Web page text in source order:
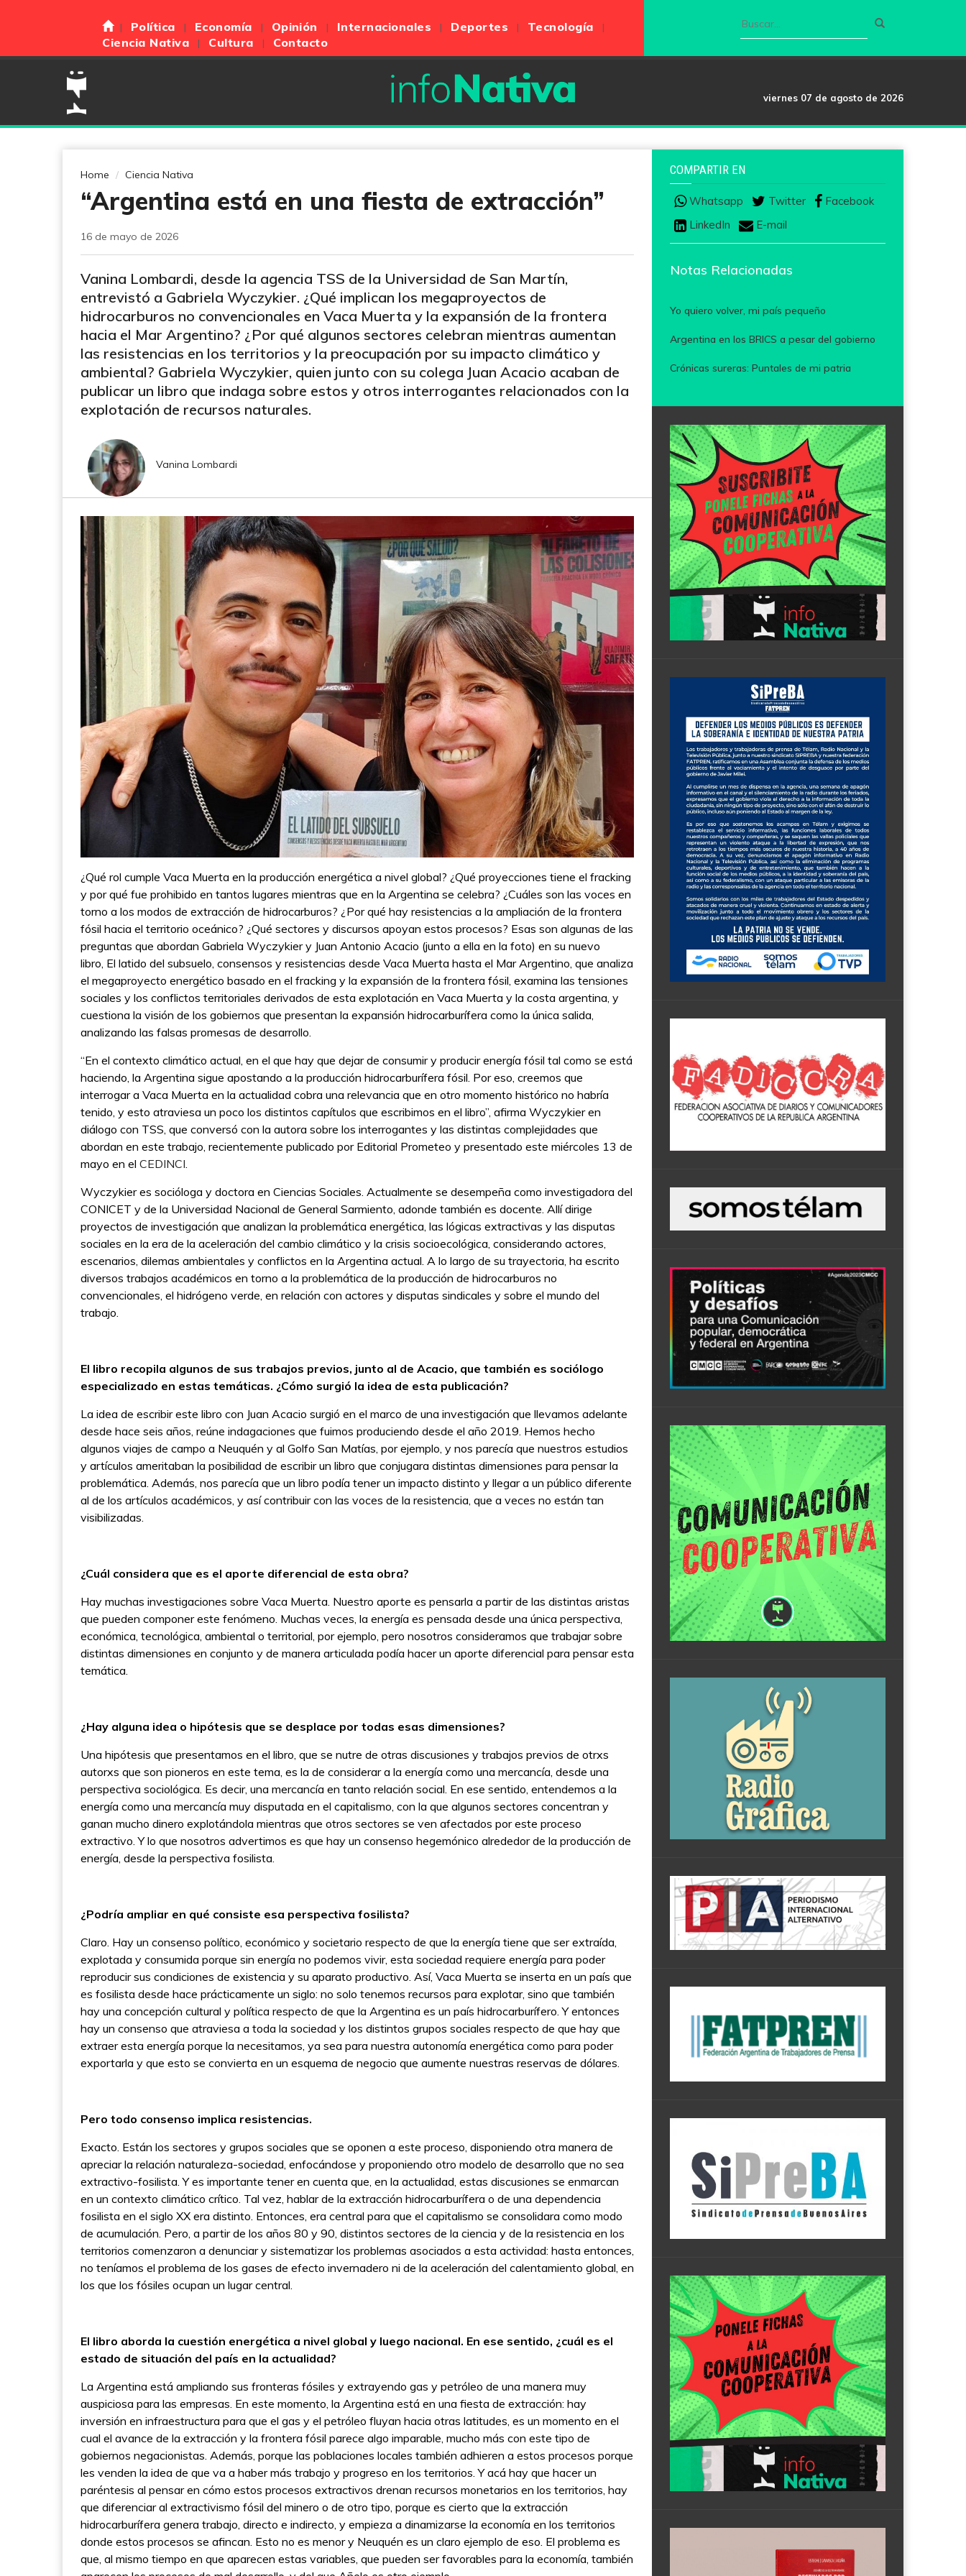
Política Economía Opinión Internacionales Deportes
Tecnología
Ciencia Nativa
Cultura Contacto
viernes 07 de agosto de 2026
Home Ciencia Nativa
“Argentina está en una fiesta de extracción”
16 de mayo de 2026
Vanina Lombardi, desde la agencia TSS de la Universidad de San Martín,
entrevistó a Gabriela Wyczykier. ¿Qué implican los megaproyectos de
hidrocarburos no convencionales en Vaca Muerta y la expansión de la frontera
hacia el Mar Argentino? ¿Por qué algunos sectores celebran mientras aumentan
las resistencias en los territorios y la preocupación por su impacto climático y
ambiental? Gabriela Wyczykier, quien junto con su colega Juan Acacio acaban de
publicar un libro que indaga sobre estos y otros interrogantes relacionados con la
explotación de recursos naturales.
Vanina Lombardi
¿Qué rol cumple Vaca Muerta en la producción energética a nivel global? ¿Qué proyecciones tiene el fracking
y por qué fue prohibido en tantos lugares mientras que en la Argentina se celebra? ¿Cuáles son las voces en
torno a los modos de extracción de hidrocarburos? ¿Por qué hay resistencias a la ampliación de la frontera
fósil hacia el territorio oceánico? ¿Qué sectores y discursos apoyan estos procesos? Esas son algunas de las
preguntas que abordan Gabriela Wyczykier y Juan Antonio Acacio (junto a ella en la foto) en su nuevo
libro, El latido del subsuelo, consensos y resistencias desde Vaca Muerta hasta el Mar Argentino, que analiza
el megaproyecto energético basado en el fracking y la expansión de la frontera fósil, examina las tensiones
sociales y los conflictos territoriales derivados de esta explotación en Vaca Muerta y la costa argentina, y
cuestiona la visión de los gobiernos que presentan la expansión hidrocarburífera como la única salida,
analizando las falsas promesas de desarrollo.
“En el contexto climático actual, en el que hay que dejar de consumir y producir energía fósil tal como se está
haciendo, la Argentina sigue apostando a la producción hidrocarburífera fósil. Por eso, creemos que
interrogar a Vaca Muerta en la actualidad cobra una relevancia que en otro momento histórico no habría
tenido, y esto atraviesa un poco los distintos capítulos que escribimos en el libro”, afirma Wyczykier en
diálogo con TSS, que conversó con la autora sobre los interrogantes y las distintas complejidades que
abordan en este trabajo, recientemente publicado por Editorial Prometeo y presentado este miércoles 13 de
mayo en el CEDINCI.
Wyczykier es socióloga y doctora en Ciencias Sociales. Actualmente se desempeña como investigadora del
CONICET y de la Universidad Nacional de General Sarmiento, adonde también es docente. Allí dirige
proyectos de investigación que analizan la problemática energética, las lógicas extractivas y las disputas
sociales en la era de la aceleración del cambio climático y la crisis socioecológica, considerando actores,
escenarios, dilemas ambientales y conflictos en la Argentina actual. A lo largo de su trayectoria, ha escrito
diversos trabajos académicos en torno a la problemática de la producción de hidrocarburos no
convencionales, el hidrógeno verde, en relación con actores y disputas sindicales y sobre el mundo del
trabajo.
El libro recopila algunos de sus trabajos previos, junto al de Acacio, que también es sociólogo
especializado en estas temáticas. ¿Cómo surgió la idea de esta publicación?
La idea de escribir este libro con Juan Acacio surgió en el marco de una investigación que llevamos adelante
desde hace seis años, reúne indagaciones que fuimos produciendo desde el año 2019. Hemos hecho
algunos viajes de campo a Neuquén y al Golfo San Matías, por ejemplo, y nos parecía que nuestros estudios
y artículos ameritaban la posibilidad de escribir un libro que conjugara distintas dimensiones para pensar la
problemática. Además, nos parecía que un libro podía tener un impacto distinto y llegar a un público diferente
al de los artículos académicos, y así contribuir con las voces de la resistencia, que a veces no están tan
visibilizadas.
¿Cuál considera que es el aporte diferencial de esta obra?
Hay muchas investigaciones sobre Vaca Muerta. Nuestro aporte es pensarla a partir de las distintas aristas
que pueden componer este fenómeno. Muchas veces, la energía es pensada desde una única perspectiva,
económica, tecnológica, ambiental o territorial, por ejemplo, pero nosotros consideramos que trabajar sobre
distintas dimensiones en conjunto y de manera articulada podía hacer un aporte diferencial para pensar esta
temática.
¿Hay alguna idea o hipótesis que se desplace por todas esas dimensiones?
Una hipótesis que presentamos en el libro, que se nutre de otras discusiones y trabajos previos de otrxs
autorxs que son pioneros en este tema, es la de considerar a la energía como una mercancía, desde una
perspectiva sociológica. Es decir, una mercancía en tanto relación social. En ese sentido, entendemos a la
energía como una mercancía muy disputada en el capitalismo, con la que algunos sectores concentran y
ganan mucho dinero explotándola mientras que otros sectores se ven afectados por este proceso
extractivo. Y lo que nosotros advertimos es que hay un consenso hegemónico alrededor de la producción de
energía, desde la perspectiva fosilista.
¿Podría ampliar en qué consiste esa perspectiva fosilista?
Claro. Hay un consenso político, económico y societario respecto de que la energía tiene que ser extraída,
explotada y consumida porque sin energía no podemos vivir, esta sociedad requiere energía para poder
reproducir sus condiciones de existencia y su aparato productivo. Así, Vaca Muerta se inserta en un país que
es fosilista desde hace prácticamente un siglo: no solo tenemos recursos para explotar, sino que también
hay una concepción cultural y política respecto de que la Argentina es un país hidrocarburífero. Y entonces
hay un consenso que atraviesa a toda la sociedad y los distintos grupos sociales respecto de que hay que
extraer esta energía porque la necesitamos, ya sea para nuestra autonomía energética como para poder
exportarla y que esto se convierta en un esquema de negocio que aumente nuestras reservas de dólares.
Pero todo consenso implica resistencias.
Exacto. Están los sectores y grupos sociales que se oponen a este proceso, disponiendo otra manera de
apreciar la relación naturaleza-sociedad, enfocándose y proponiendo otro modelo de desarrollo que no sea
extractivo-fosilista. Y es importante tener en cuenta que, en la actualidad, estas discusiones se enmarcan
en un contexto climático crítico. Tal vez, hablar de la extracción hidrocarburífera o de una dependencia
fosilista en el siglo XX era distinto. Entonces, era central para que el capitalismo se consolidara como modo
de acumulación. Pero, a partir de los años 80 y 90, distintos sectores de la ciencia y de la resistencia en los
territorios comenzaron a denunciar y sistematizar los problemas asociados a esta actividad: hasta entonces,
no teníamos el problema de los gases de efecto invernadero ni de la aceleración del calentamiento global, en
los que los fósiles ocupan un lugar central.
El libro aborda la cuestión energética a nivel global y luego nacional. En ese sentido, ¿cuál es el
estado de situación del país en la actualidad?
La Argentina está ampliando sus fronteras fósiles y extrayendo gas y petróleo de una manera muy
auspiciosa para las empresas. En este momento, la Argentina está en una fiesta de extracción: hay
inversión en infraestructura para que el gas y el petróleo fluyan hacia otras latitudes, es un momento en el
cual el avance de la extracción y la frontera fósil parece algo imparable, mucho más con este tipo de
gobiernos negacionistas. Además, porque las poblaciones locales también adhieren a estos procesos porque
les venden la idea de que va a haber más trabajo y progreso en los territorios. Y acá hay que hacer un
paréntesis al pensar en cómo estos procesos extractivos drenan recursos monetarios en los territorios, hay
que diferenciar al extractivismo fósil del minero o de otro tipo, porque es cierto que la extracción
hidrocarburífera genera trabajo, directo e indirecto, y empieza a dinamizarse la economía en los territorios
donde estos procesos se afincan. Esto no es menor y Neuquén es un claro ejemplo de eso. El problema es
que, al mismo tiempo en que aparecen estas variables, que pueden ser favorables para la economía, también
COMPARTIR EN
Whatsapp Twitter
Facebook
LinkedIn
E-mail
Notas Relacionadas
Yo quiero volver, mi país pequeño
Argentina en los BRICS a pesar del gobierno
Crónicas sureras: Puntales de mi patria